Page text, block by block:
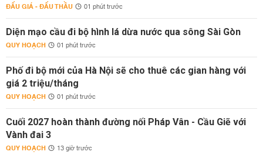
ĐẤU GIÁ - ĐẤU THẦU 01 phút trước
Diện mạo cầu đi bộ hình lá dừa nước qua sông Sài Gòn
QUY HOẠCH 01 phút trước
Phố đi bộ mới của Hà Nội sẽ cho thuê các gian hàng với
giá 2 triệu/tháng
QUY HOẠCH 01 phút trước
Cuối 2027 hoàn thành đường nối Pháp Vân - Cầu Giẽ với
Vành đai 3
QUY HOẠCH 13 giờ trước